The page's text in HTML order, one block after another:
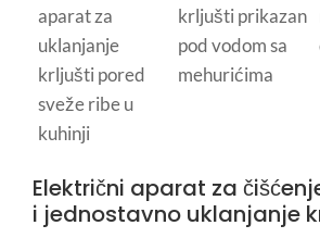
Električni aparat za
i jednostavno uklanjanje